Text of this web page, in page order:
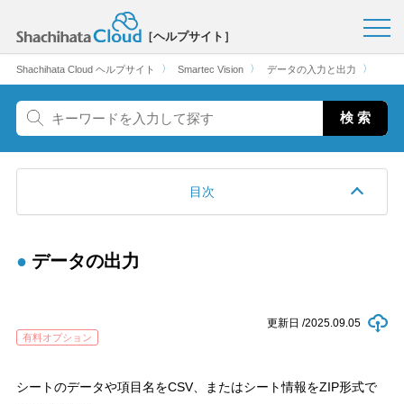
［ヘルプサイト］
Shachihata Cloud ヘルプサイト 〉 Smartec Vision 〉 データの入力と出力 〉
目次
データの出力
有料オプション
更新日 /2025.09.05
シートのデータや項目名をCSV、またはシート情報をZIP形式で